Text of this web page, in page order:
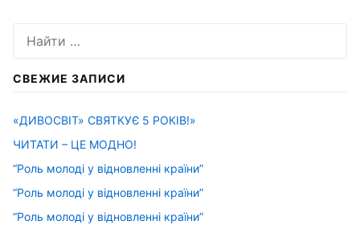
СВЕЖИЕ ЗАПИСИ
«ДИВОСВІТ» СВЯТКУЄ 5 РОКІВ!»
ЧИТАТИ – ЦЕ МОДНО!
“Роль молоді у відновленні країни”
“Роль молоді у відновленні країни”
“Роль молоді у відновленні країни”